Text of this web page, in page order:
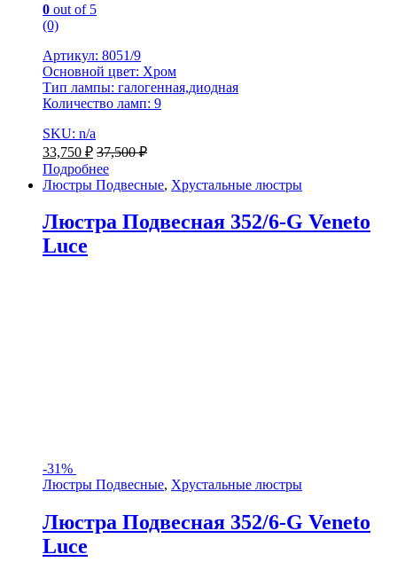
0 out of 5
(0)
Артикул: 8051/9
Основной цвет: Хром
Тип лампы: галогенная,диодная
Количество ламп: 9
SKU: n/a
33,750 ₽ 37,500₽
Подробнее
Люстры Подвесные, Хрустальные люстры
Люстра Подвесная 352/6-G Veneto
Luce
-31%
Люстры Подвесные, Хрустальные люстры
Люстра Подвесная 352/6-G Veneto
Luce